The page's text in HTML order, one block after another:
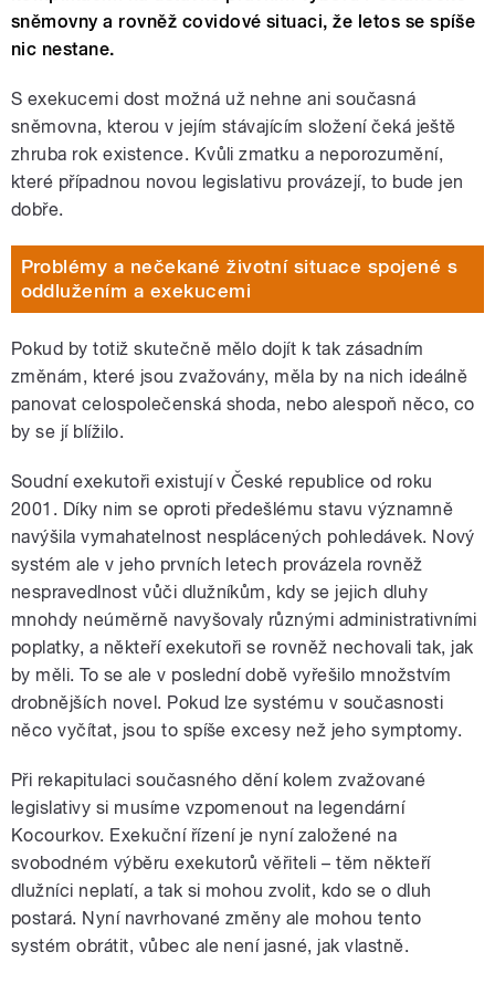
sněmovny a rovněž covidové situaci, že letos se spíše
nic nestane.
S exekucemi dost možná už nehne ani současná
sněmovna, kterou v jejím stávajícím složení čeká ještě
zhruba rok existence. Kvůli zmatku a neporozumění,
které případnou novou legislativu provázejí, to bude jen
dobře.
Problémy a nečekané životní situace spojené s
oddlužením a exekucemi
Pokud by totiž skutečně mělo dojít k tak zásadním
změnám, které jsou zvažovány, měla by na nich ideálně
panovat celospolečenská shoda, nebo alespoň něco, co
by se jí blížilo.
Soudní exekutoři existují v České republice od roku
2001. Díky nim se oproti předešlému stavu významně
navýšila vymahatelnost nesplácených pohledávek. Nový
systém ale v jeho prvních letech provázela rovněž
nespravedlnost vůči dlužníkům, kdy se jejich dluhy
mnohdy neúměrně navyšovaly různými administrativními
poplatky, a někteří exekutoři se rovněž nechovali tak, jak
by měli. To se ale v poslední době vyřešilo množstvím
drobnějších novel. Pokud lze systému v současnosti
něco vyčítat, jsou to spíše excesy než jeho symptomy.
Při rekapitulaci současného dění kolem zvažované
legislativy si musíme vzpomenout na legendární
Kocourkov. Exekuční řízení je nyní založené na
svobodném výběru exekutorů věřiteli – těm někteří
dlužníci neplatí, a tak si mohou zvolit, kdo se o dluh
postará. Nyní navrhované změny ale mohou tento
systém obrátit, vůbec ale není jasné, jak vlastně.